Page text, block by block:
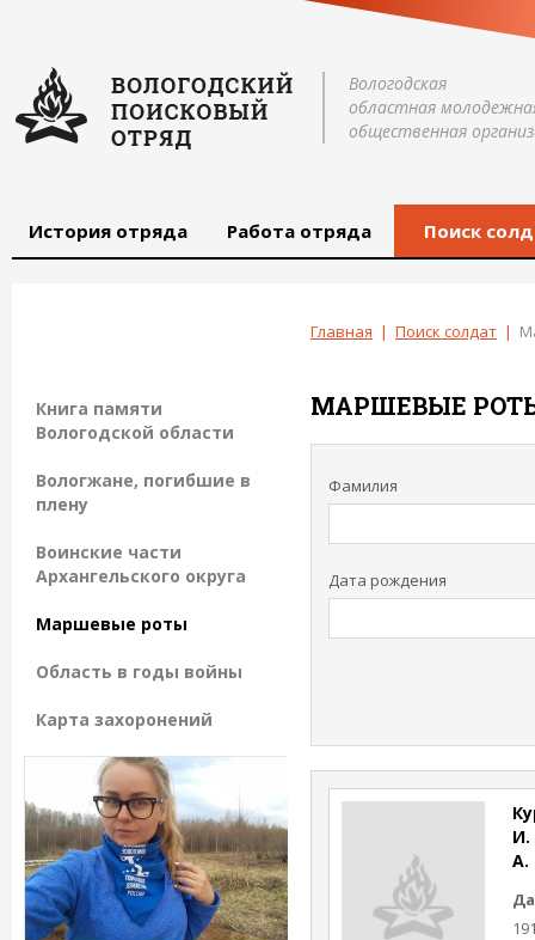
Вологодская
областная
общественная
История отряда Работа отряда Поиск
Главная | Поиск солдат |
МАРШЕВЫЕ
Фамилия
Дата рождения
И.
А.
Книга памяти
Вологодской области
Вологжане, погибшие в
плену
Воинские части
Архангельского округа
Маршевые роты
Область в годы войны
Карта захоронений